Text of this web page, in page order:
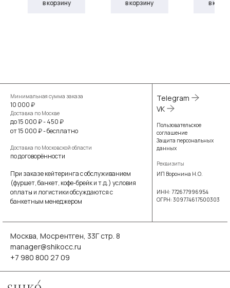
в корзину в корзину в
Минимальная сумма заказа
10 000 ₽
Доставка по Москве
до 15 000 ₽ - 450 ₽
от 15 000 ₽ - бесплатно
Доставка по Московской области
по договорённости
При заказе кейтеринга с обслуживанием
(фуршет, банкет, кофе-брейк и т.д.) условия
оплаты и логистики обсуждаются с
банкетным менеджером
Telegram
VK
Пользовательское
соглашение
Защита персональных
данных
Реквизиты
ИП Воронина Н.О.
ИНН: 772677996954
ОГРН: 309774617500303
Москва, Мосрентген, 33Г стр. 8
manager@shikocc.ru
+7 980 800 27 09